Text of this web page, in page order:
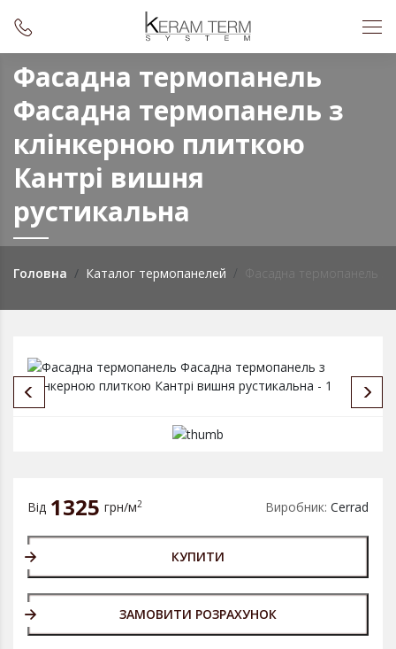
Фасадна термопанель
Фасадна термопанель з
клінкерною плиткою
Кантрi вишня
рустикальна
Головна Каталог термопанелей Фасадна термопанель з
Від 1325 грн/м2 Виробник: Cerrad
КУПИТИ
ЗАМОВИТИ РОЗРАХУНОК